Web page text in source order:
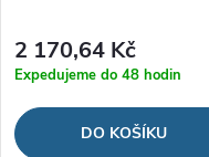
2 170,64 Kč
Expedujeme do 48 hodin
DO KOŠÍKU